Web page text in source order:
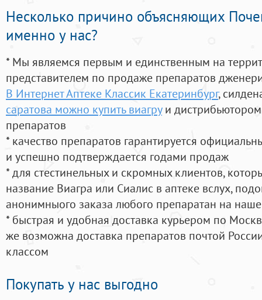
Несколько причино объясняющих
именно у нас?
* Мы являемся первым и единственным на
представителем по продаже препаратов
В Интернет Аптеке Классик Екатеринбург,
саратова можно купить виагруи дистрибьютором
препаратов
* качество препаратов гарантируется
и успешно подтверждается годами продаж
* для стестинельных и скромных клиентов,
название Виагра или Сиалис в аптеке вслух,
анонимныого заказа любого препаратан на
* быстрая и удобная доставка курьером по
же возможна доставка препаратов почтой
классом
Покупать у нас выгодно